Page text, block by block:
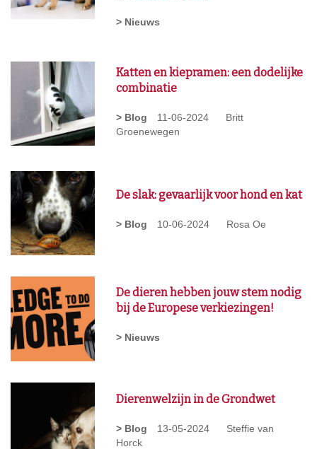
> Nieuws
> Blog 11-06-2024
Britt
Groenewegen
Katten en kiepramen: een dodelijke
combinatie
> Blog 10-06-2024 Rosa Oe
De slak: gevaarlijk voor hond en kat
> Nieuws
De dieren hebben jouw stem nodig
bij de Europese verkiezingen!
> Blog 13-05-2024
Steffie van
Horck
Dierenwelzijn in de Grondwet